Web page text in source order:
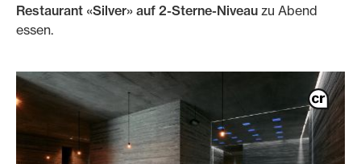
Restaurant «Silver» auf 2-Sterne-Niveau zu Abend
essen.